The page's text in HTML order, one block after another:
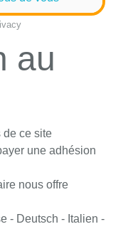
au
de ce site
une adhésion
nous offre
- Deutsch - Italien -